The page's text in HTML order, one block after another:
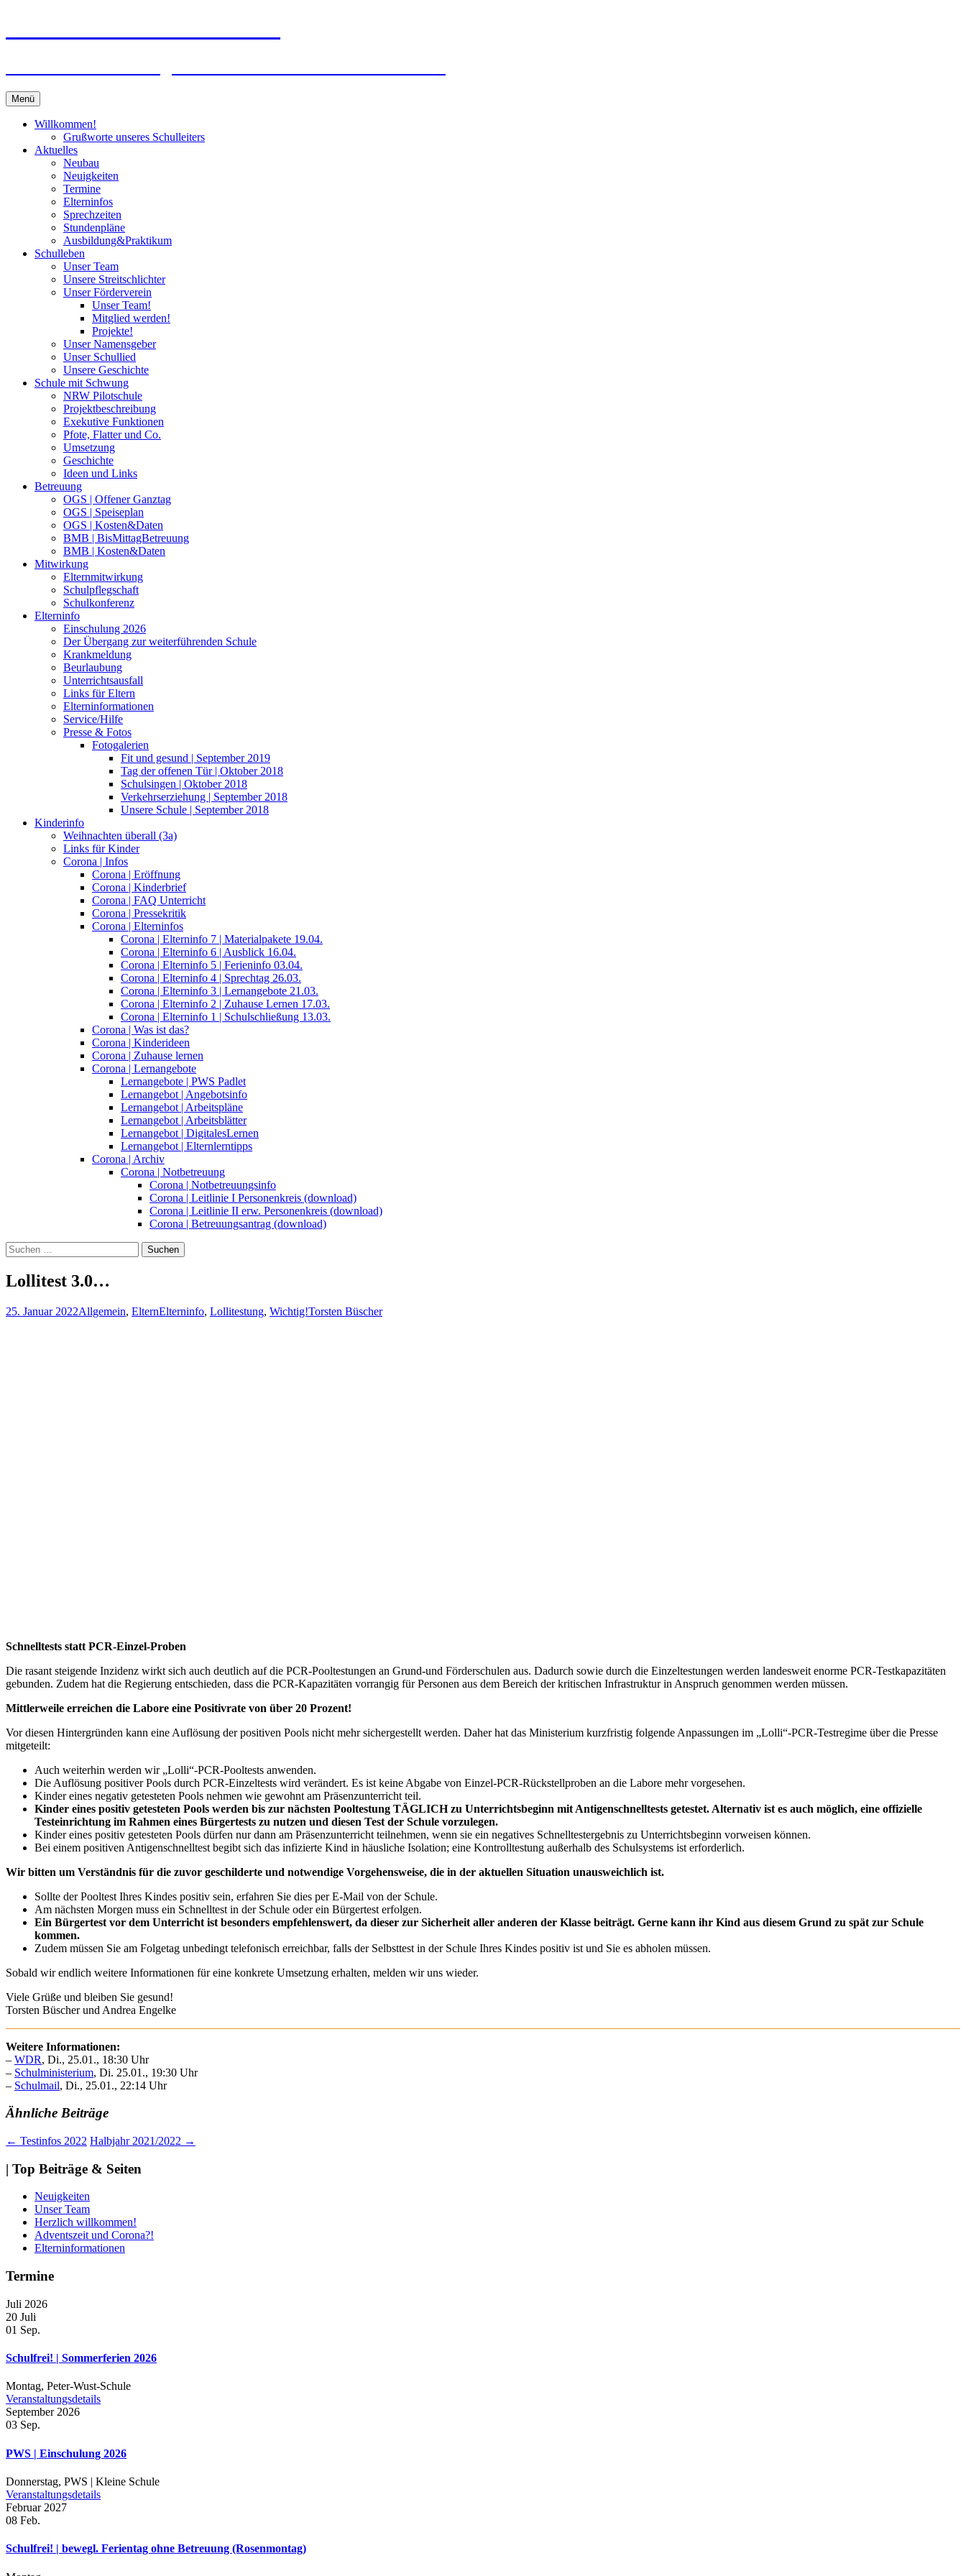
Menü
Willkommen!
Grußworte unseres Schulleiters
Aktuelles
Neubau
Neuigkeiten
Termine
Elterninfos
Sprechzeiten
Stundenpläne
Ausbildung&Praktikum
Schulleben
Unser Team
Unsere Streitschlichter
Unser Förderverein
Unser Team!
Mitglied werden!
Projekte!
Unser Namensgeber
Unser Schullied
Unsere Geschichte
Schule mit Schwung
NRW Pilotschule
Projektbeschreibung
Exekutive Funktionen
Pfote, Flatter und Co.
Umsetzung
Geschichte
Ideen und Links
Betreuung
OGS | Offener Ganztag
OGS | Speiseplan
OGS | Kosten&Daten
BMB | BisMittagBetreuung
BMB | Kosten&Daten
Mitwirkung
Elternmitwirkung
Schulpflegschaft
Schulkonferenz
Elterninfo
Einschulung 2026
Der Übergang zur weiterführenden Schule
Krankmeldung
Beurlaubung
Unterrichtsausfall
Links für Eltern
Elterninformationen
Service/Hilfe
Presse & Fotos
Fotogalerien
Fit und gesund | September 2019
Tag der offenen Tür | Oktober 2018
Schulsingen | Oktober 2018
Verkehrserziehung | September 2018
Unsere Schule | September 2018
Kinderinfo
Weihnachten überall (3a)
Links für Kinder
Corona | Infos
Corona | Eröffnung
Corona | Kinderbrief
Corona | FAQ Unterricht
Corona | Pressekritik
Corona | Elterninfos
Corona | Elterninfo 7 | Materialpakete 19.04.
Corona | Elterninfo 6 | Ausblick 16.04.
Corona | Elterninfo 5 | Ferieninfo 03.04.
Corona | Elterninfo 4 | Sprechtag 26.03.
Corona | Elterninfo 3 | Lernangebote 21.03.
Corona | Elterninfo 2 | Zuhause Lernen 17.03.
Corona | Elterninfo 1 | Schulschließung 13.03.
Corona | Was ist das?
Corona | Kinderideen
Corona | Zuhause lernen
Corona | Lernangebote
Lernangebote | PWS Padlet
Lernangebot | Angebotsinfo
Lernangebot | Arbeitspläne
Lernangebot | Arbeitsblätter
Lernangebot | DigitalesLernen
Lernangebot | Elternlerntipps
Corona | Archiv
Corona | Notbetreuung
Corona | Notbetreuungsinfo
Corona | Leitlinie I Personenkreis (download)
Corona | Leitlinie II erw. Personenkreis (download)
Corona | Betreuungsantrag (download)
Suchen
nach:
Lollitest 3.0…
25. Januar 2022Allgemein, ElternElterninfo, Lollitestung, Wichtig!Torsten Büscher
Schnelltests statt PCR-Einzel-Proben
Die rasant steigende Inzidenz wirkt sich auch deutlich auf die PCR-Pooltestungen an Grund-und Förderschulen aus. Dadurch sowie durch die Einzeltestungen werden landesweit enorme PCR-Testkapazitäten
gebunden. Zudem hat die Regierung entschieden, dass die PCR-Kapazitäten vorrangig für Personen aus dem Bereich der kritischen Infrastruktur in Anspruch genommen werden müssen.
Mittlerweile erreichen die Labore eine Positivrate von über 20 Prozent!
Vor diesen Hintergründen kann eine Auflösung der positiven Pools nicht mehr sichergestellt werden. Daher hat das Ministerium kurzfristig folgende Anpassungen im „Lolli“-PCR-Testregime über die Presse
mitgeteilt:
Auch weiterhin werden wir „Lolli“-PCR-Pooltests anwenden.
Die Auflösung positiver Pools durch PCR-Einzeltests wird verändert. Es ist keine Abgabe von Einzel-PCR-Rückstellproben an die Labore mehr vorgesehen.
Kinder eines negativ getesteten Pools nehmen wie gewohnt am Präsenzunterricht teil.
Kinder eines positiv getesteten Pools werden bis zur nächsten Pooltestung TÄGLICH zu Unterrichtsbeginn mit Antigenschnelltests getestet. Alternativ ist es auch möglich, eine offizielle
Testeinrichtung im Rahmen eines Bürgertests zu nutzen und diesen Test der Schule vorzulegen.
Kinder eines positiv getesteten Pools dürfen nur dann am Präsenzunterricht teilnehmen, wenn sie ein negatives Schnelltestergebnis zu Unterrichtsbeginn vorweisen können.
Bei einem positiven Antigenschnelltest begibt sich das infizierte Kind in häusliche Isolation; eine Kontrolltestung außerhalb des Schulsystems ist erforderlich.
Wir bitten um Verständnis für die zuvor geschilderte und notwendige Vorgehensweise, die in der aktuellen Situation unausweichlich ist.
Sollte der Pooltest Ihres Kindes positiv sein, erfahren Sie dies per E-Mail von der Schule.
Am nächsten Morgen muss ein Schnelltest in der Schule oder ein Bürgertest erfolgen.
Ein Bürgertest vor dem Unterricht ist besonders empfehlenswert, da dieser zur Sicherheit aller anderen der Klasse beiträgt. Gerne kann ihr Kind aus diesem Grund zu spät zur Schule
kommen.
Zudem müssen Sie am Folgetag unbedingt telefonisch erreichbar, falls der Selbsttest in der Schule Ihres Kindes positiv ist und Sie es abholen müssen.
Sobald wir endlich weitere Informationen für eine konkrete Umsetzung erhalten, melden wir uns wieder.
Viele Grüße und bleiben Sie gesund!
Torsten Büscher und Andrea Engelke
Weitere Informationen:
– WDR, Di., 25.01., 18:30 Uhr
– Schulministerium, Di. 25.01., 19:30 Uhr
– Schulmail, Di., 25.01., 22:14 Uhr
Ähnliche Beiträge
Beitragsnavigation
← Testinfos 2022 Halbjahr 2021/2022 →
| Top Beiträge & Seiten
Neuigkeiten
Unser Team
Herzlich willkommen!
Adventszeit und Corona?!
Elterninformationen
Termine
Juli 2026
20 Juli
01 Sep.
Schulfrei! | Sommerferien 2026
Montag, Peter-Wust-Schule
Veranstaltungsdetails
September 2026
03 Sep.
PWS | Einschulung 2026
Donnerstag, PWS | Kleine Schule
Veranstaltungsdetails
Februar 2027
08 Feb.
Schulfrei! | bewegl. Ferientag ohne Betreuung (Rosenmontag)